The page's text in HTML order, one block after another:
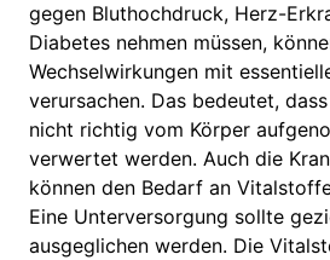
gegen Bluthochdruck, Herz-
Diabetes nehmen müssen,
Wechselwirkungen mit
verursachen. Das bedeutet,
nicht richtig vom Körper
verwertet werden. Auch die
können den Bedarf an
Eine Unterversorgung sollte
ausgeglichen werden. Die